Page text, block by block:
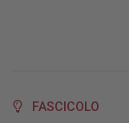
FASCICOLO